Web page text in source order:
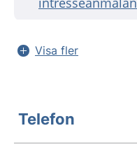
Visa fler
Telefon